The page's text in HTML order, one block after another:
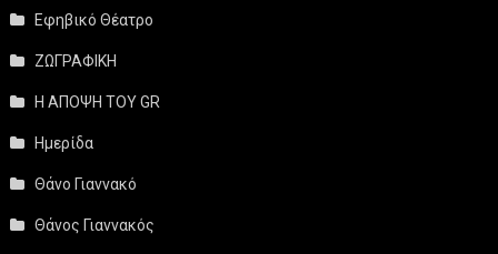
Εφηβικό Θέατρο
ΖΩΓΡΑΦΙΚΗ
Η ΑΠΟΨΗ ΤΟΥ GR
Ημερίδα
Θάνο Γιαννακό
Θάνος Γιαννακός